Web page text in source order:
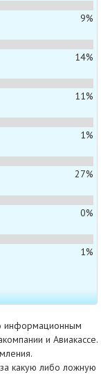
9%
14%
11%
1%
27%
0%
1%
информационным
и Авиакассе.
за какую либо ложную